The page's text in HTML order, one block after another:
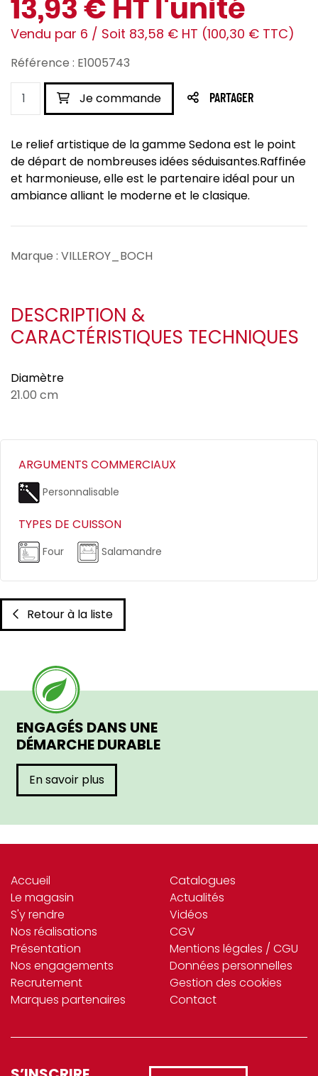
13,93 € HT l'unité
Vendu par 6 / Soit 83,58 € HT (100,30 € TTC)
Référence : E1005743
Je commande PARTAGER
Le relief artistique de la gamme Sedona est le point
de départ de nombreuses idées séduisantes.Raffinée
et harmonieuse, elle est le partenaire idéal pour un
ambiance alliant le moderne et le clasique.
Marque : VILLEROY_BOCH
DESCRIPTION &
CARACTÉRISTIQUES TECHNIQUES
Diamètre
21.00 cm
ARGUMENTS COMMERCIAUX
Personnalisable
TYPES DE CUISSON
Four Salamandre
Retour à la liste
ENGAGÉS DANS UNE
DÉMARCHE DURABLE
En savoir plus
Accueil
Le magasin
S'y rendre
Nos réalisations
Présentation
Nos engagements
Recrutement
Marques partenaires
Catalogues
Actualités
Vidéos
CGV
Mentions légales / CGU
Données personnelles
Gestion des cookies
Contact